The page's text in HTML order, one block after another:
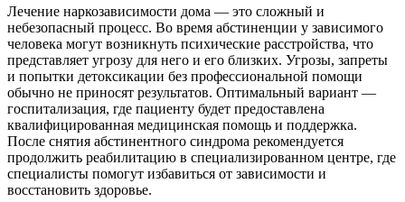
Лечение наркозависимости дома — это сложный и
небезопасный процесс. Во время абстиненции у зависимого
человека могут возникнуть психические расстройства, что
представляет угрозу для него и его близких. Угрозы, запреты
и попытки детоксикации без профессиональной помощи
обычно не приносят результатов. Оптимальный вариант —
госпитализация, где пациенту будет предоставлена
квалифицированная медицинская помощь и поддержка.
После снятия абстинентного синдрома рекомендуется
продолжить реабилитацию в специализированном центре, где
специалисты помогут избавиться от зависимости и
восстановить здоровье.